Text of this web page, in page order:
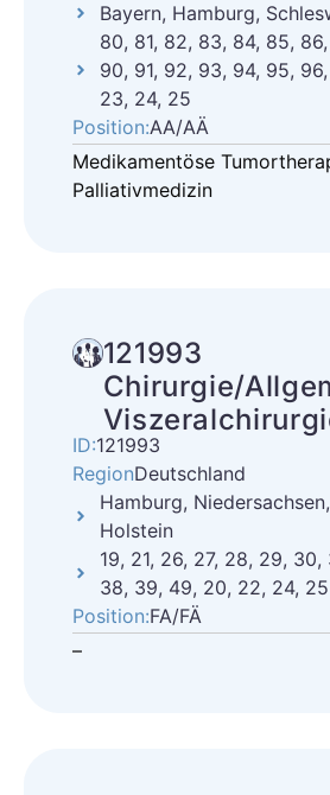
Bayern, Hamburg,
80, 81, 82, 83, 84, 85,
90, 91, 92, 93, 94, 95,
23, 24, 25
Position:AA/AÄ
Medikamentöse
Palliativmedizin
121993
Chirurgie/
ID:121993
RegionDeutschland
Hamburg,
Holstein
19, 21, 26, 27, 28, 29, 30,
38, 39, 49, 20, 22, 24, 25
Position:FA/FÄ
–